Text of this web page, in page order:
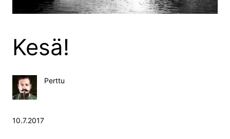
Kesä!
Perttu
10.7.2017